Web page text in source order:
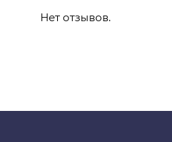
Нет отзывов.